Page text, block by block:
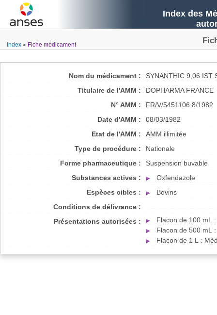
Index des
Index Fiche médicament
Nom du médicament :
SYNANTHIC 9,06 IST
Titulaire de l'AMM :
DOPHARMA FRANCE
N° AMM :
FR/V/5451106 8/1982
Date d'AMM :
08/03/1982
Etat de l'AMM :
AMM illimitée
Type de procédure :
Nationale
Forme pharmaceutique :
Suspension buvable
Substances actives :
Oxfendazole
Espèces cibles :
Bovins
Conditions de délivrance :
Présentations autorisées :
Flacon de 100 mL
Flacon de 500 mL
Flacon de 1 L :